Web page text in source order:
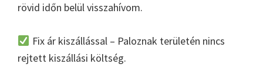
rövid időn belül visszahívom.
Fix ár kiszállással – Paloznak területén nincs
rejtett kiszállási költség.